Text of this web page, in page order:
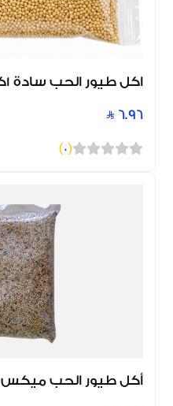
اكل طيور الحب سادة 1كجم
6.96
(
0
)
أكل طيور الحب ميكس 1 كيلو